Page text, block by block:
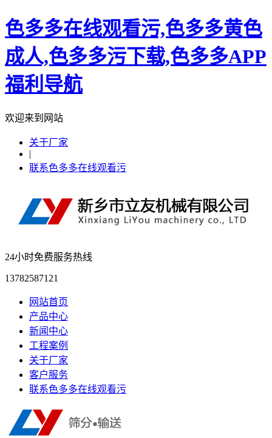
色多多在线观看污,色多多黄色
成人,色多多污下载,色多多APP
福利导航
欢迎来到网站
关于厂家
|
联系色多多在线观看污
24小时免费服务热线
13782587121
网站首页
产品中心
新闻中心
工程案例
关于厂家
客户服务
联系色多多在线观看污